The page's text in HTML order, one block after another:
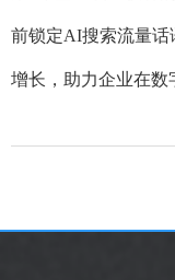
前锁定AI搜索流量话
增长，助力企业在数